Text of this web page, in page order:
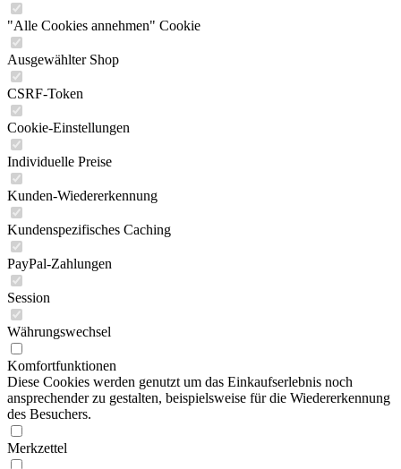
"Alle Cookies annehmen" Cookie
Ausgewählter Shop
CSRF-Token
Cookie-Einstellungen
Individuelle Preise
Kunden-Wiedererkennung
Kundenspezifisches Caching
PayPal-Zahlungen
Session
Währungswechsel
Komfortfunktionen
Diese Cookies werden genutzt um das Einkaufserlebnis noch
ansprechender zu gestalten, beispielsweise für die Wiedererkennung
des Besuchers.
Merkzettel